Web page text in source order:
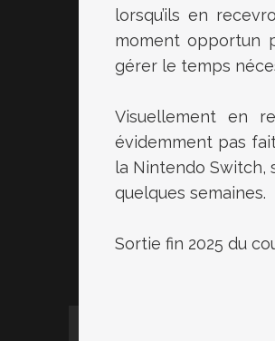
lorsqu’ils en
moment opportun
gérer le temps
Visuellement en
évidemment pas
la Nintendo Switch,
quelques semaines.
Sortie fin 2025 du